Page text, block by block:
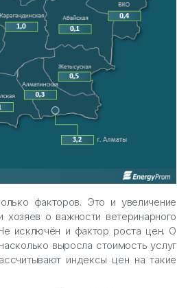
факторов. Это и увеличение
о важности ветеринарного
исключён и фактор роста цен. О
выросла стоимость услуг
индексы цен на такие